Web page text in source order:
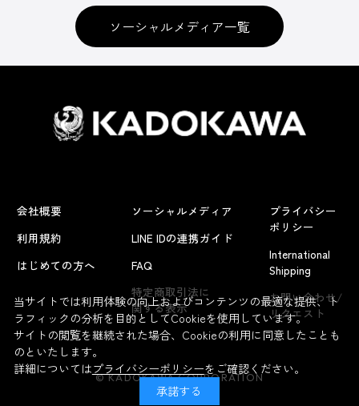
ソーシャルメディア一覧
会社概要
利用規約
はじめての方へ
ソーシャルメディア
LINE IDの連携ガイド
FAQ
特定商取引法に
関する表示
プライバシー
ポリシー
International
Shipping
お問い合わせ/
リクエスト
© KADOKAWA CORPORATION
当サイトでは利用体験の向上およびコンテンツの最適な提供、ト
ラフィックの分析を目的としてCookieを使用しています。
サイトの閲覧を継続された場合、Cookieの利用に同意したことも
のといたします。
詳細についてはプライバシーポリシーをご確認ください。
承諾する